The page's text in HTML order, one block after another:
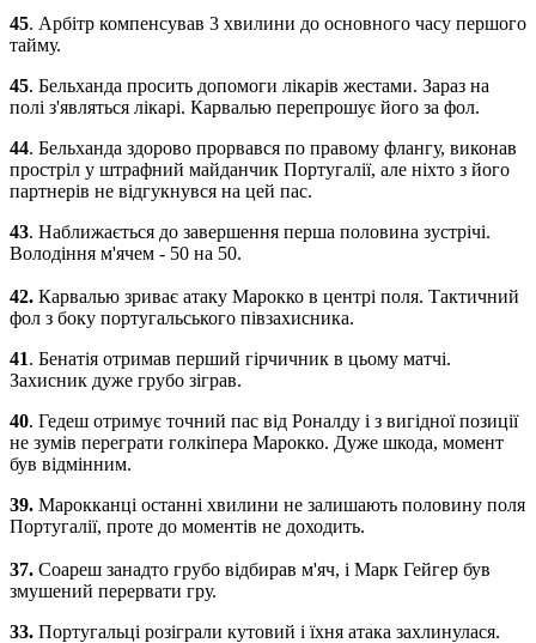
45. Арбітр компенсував 3 хвилини до основного часу першого
тайму.
45. Бельханда просить допомоги лікарів жестами. Зараз на
полі з'являться лікарі. Карвалью перепрошує його за фол.
44. Бельханда здорово прорвався по правому флангу, виконав
простріл у штрафний майданчик Португалії, але ніхто з його
партнерів не відгукнувся на цей пас.
43. Наближається до завершення перша половина зустрічі.
Володіння м'ячем - 50 на 50.
42. Карвалью зриває атаку Марокко в центрі поля. Тактичний
фол з боку португальського півзахисника.
41. Бенатія отримав перший гірчичник в цьому матчі.
Захисник дуже грубо зіграв.
40. Гедеш отримує точний пас від Роналду і з вигідної позиції
не зумів переграти голкіпера Марокко. Дуже шкода, момент
був відмінним.
39. Марокканці останні хвилини не залишають половину поля
Португалії, проте до моментів не доходить.
37. Соареш занадто грубо відбирав м'яч, і Марк Гейгер був
змушений перервати гру.
33. Португальці розіграли кутовий і їхня атака захлинулася.